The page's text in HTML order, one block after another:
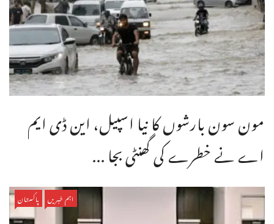
مون سون بارشوں کا نیا اسپیل، این ڈی ایم
اے نے خطرے کی گھنٹی بجا ...
اہم خبریں پاکستان